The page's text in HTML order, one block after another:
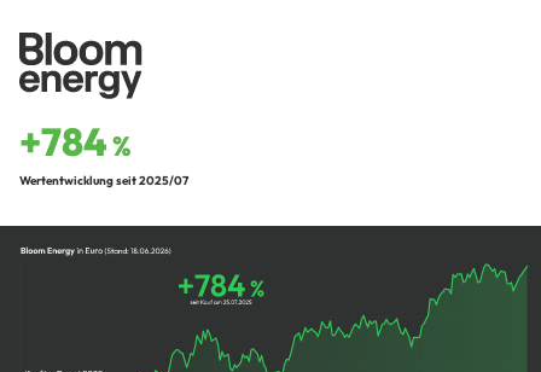
+784%
Wertentwicklung seit 2025/07